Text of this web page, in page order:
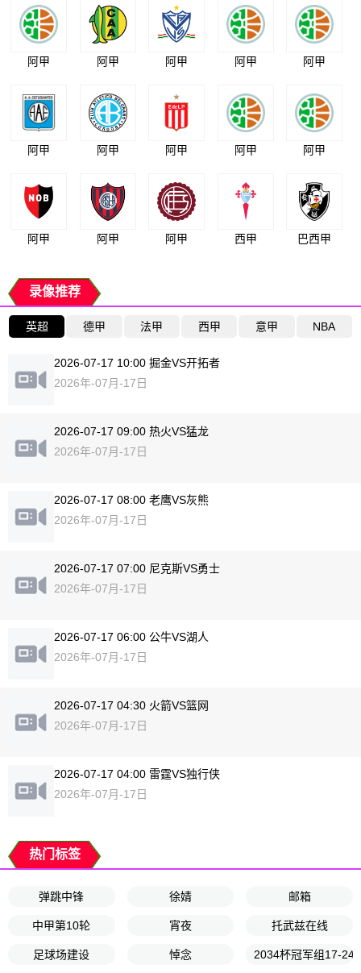
阿甲 阿甲 阿甲 阿甲 阿甲
阿甲 阿甲 阿甲 阿甲 阿甲
阿甲 阿甲 阿甲 西甲 巴西甲
录像推荐
英超 德甲 法甲 西甲 意甲 NBA
2026-07-17 10:00 掘金VS开拓者
2026年-07月-17日
2026-07-17 09:00 热火VS猛龙
2026年-07月-17日
2026-07-17 08:00 老鹰VS灰熊
2026年-07月-17日
2026-07-17 07:00 尼克斯VS勇士
2026年-07月-17日
2026-07-17 06:00 公牛VS湖人
2026年-07月-17日
2026-07-17 04:30 火箭VS篮网
2026年-07月-17日
2026-07-17 04:00 雷霆VS独行侠
2026年-07月-17日
热门标签
弹跳中锋 徐婧 邮箱
中甲第10轮 宵夜 托武兹在线
足球场建设 悼念 2034杯冠军组17-24